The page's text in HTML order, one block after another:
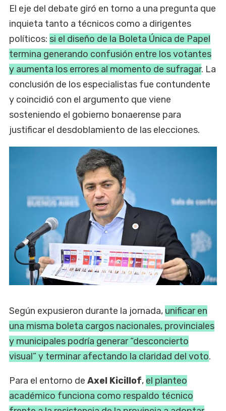
El eje del debate giró en torno a una pregunta que
inquieta tanto a técnicos como a dirigentes
políticos: si el diseño de la Boleta Única de Papel
termina generando confusión entre los votantes
y aumenta los errores al momento de sufragar. La
conclusión de los especialistas fue contundente
y coincidió con el argumento que viene
sosteniendo el gobierno bonaerense para
justificar el desdoblamiento de las elecciones.
Según expusieron durante la jornada, unificar en
una misma boleta cargos nacionales, provinciales
y municipales podría generar “desconcierto
visual” y terminar afectando la claridad del voto.
Para el entorno de Axel Kicillof, el planteo
académico funciona como respaldo técnico